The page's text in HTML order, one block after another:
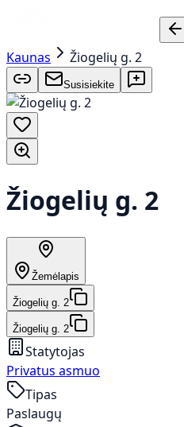
Kaunas Žiogelių g. 2
Susisiekite
Žiogelių g. 2
Žemėlapis
Žiogelių g. 2
Žiogelių g. 2
Statytojas
Privatus asmuo
Tipas
Paslaugų